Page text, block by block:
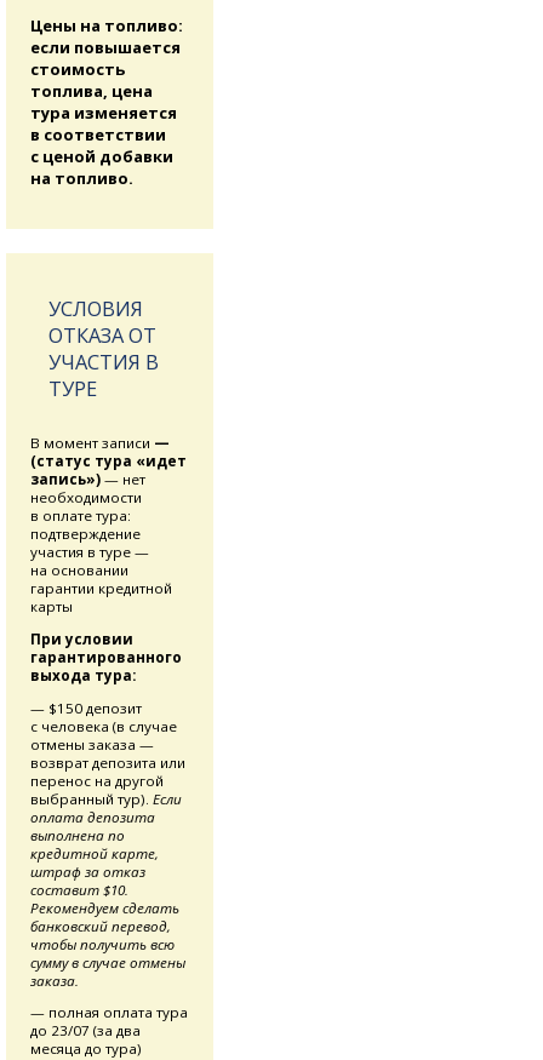
Цены на топливо:
если повышается
стоимость
топлива, цена
тура изменяется
в соответствии
с ценой добавки
на топливо.
УСЛОВИЯ
ОТКАЗА ОТ
УЧАСТИЯ В
ТУРЕ
В момент записи —
(статус тура «идет
запись») — нет
необходимости
в оплате тура:
подтверждение
участия в туре —
на основании
гарантии кредитной
карты
При условии
гарантированного
выхода тура:
— $150 депозит
с человека (в случае
отмены заказа —
возврат депозита или
перенос на другой
выбранный тур). Если
оплата депозита
выполнена по
кредитной карте,
штраф за отказ
составит $10.
Рекомендуем сделать
банковский перевод,
чтобы получить всю
сумму в случае отмены
заказа.
— полная оплата тура
до 23/07 (за два
месяца до тура)